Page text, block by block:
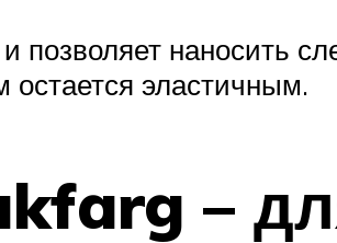
позволяет наносить
остается эластичным.
–